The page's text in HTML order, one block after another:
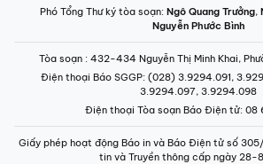
Phó Tổng Thư ký tòa soạn: Ngô Quang Trưởng,
Nguyễn Phước Bình
Tòa soạn : 432-434 Nguyễn Thị Minh Khai,
Điện thoại Báo SGGP: (028) 3.9294.091,
3.9294.097, 3.9294.098
Điện thoại Tòa soạn Báo Điện tử: 08
Giấy phép hoạt động Báo in và Báo Điện tử số
tin và Truyền thông cấp ngày 28-